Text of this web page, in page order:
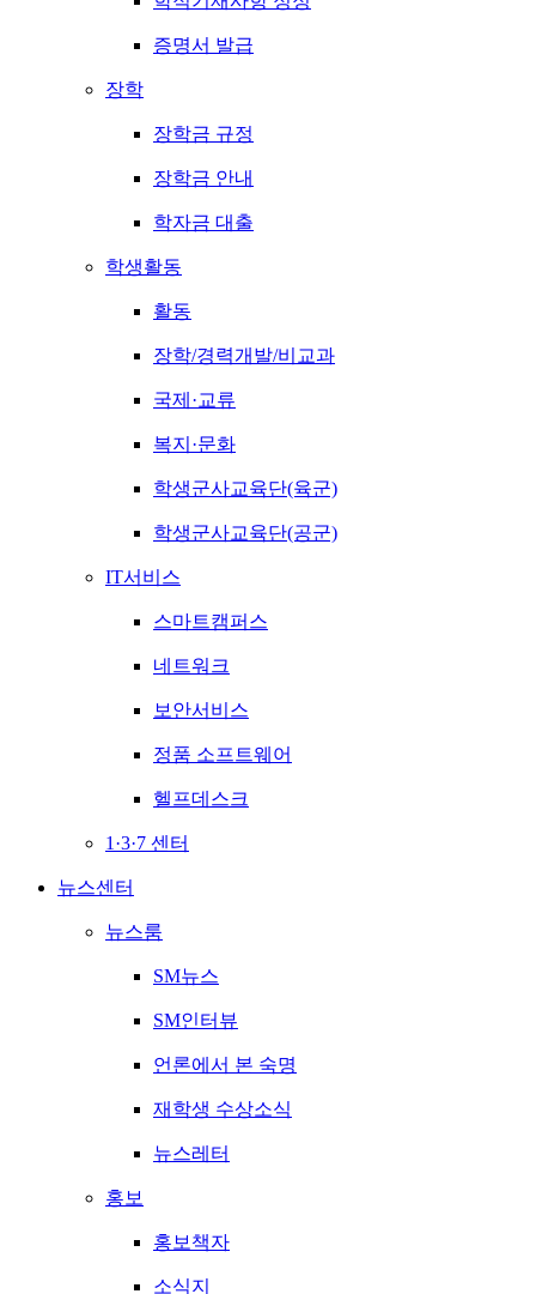
증명서 발급
장학
장학금 규정
장학금 안내
학자금 대출
학생활동
활동
장학/경력개발/비교과
국제·교류
복지·문화
학생군사교육단(육군)
학생군사교육단(공군)
IT서비스
스마트캠퍼스
네트워크
보안서비스
정품 소프트웨어
헬프데스크
1·3·7 센터
뉴스센터
뉴스룸
SM뉴스
SM인터뷰
언론에서 본 숙명
재학생 수상소식
뉴스레터
홍보
홍보책자
소식지